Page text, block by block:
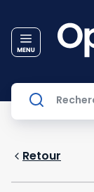
Retour